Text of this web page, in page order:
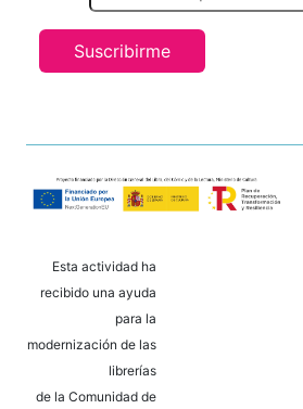
Suscribirme
Esta actividad ha
recibido una ayuda
para la
modernización de las
librerías
de la Comunidad de